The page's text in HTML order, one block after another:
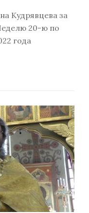
Кудрявцева за
20-ю по
года